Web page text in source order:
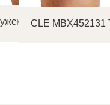
боксеры
CLE MBX452131